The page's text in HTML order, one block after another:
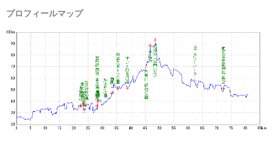
プロフィールマップ